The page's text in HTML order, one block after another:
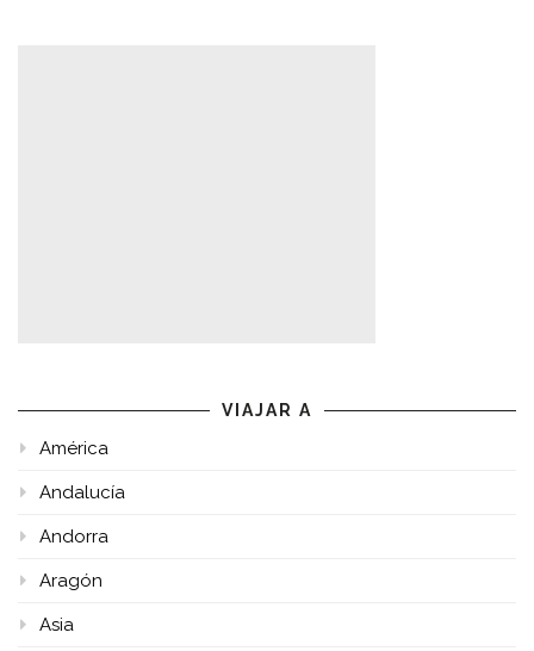
VIAJAR A
América
Andalucía
Andorra
Aragón
Asia